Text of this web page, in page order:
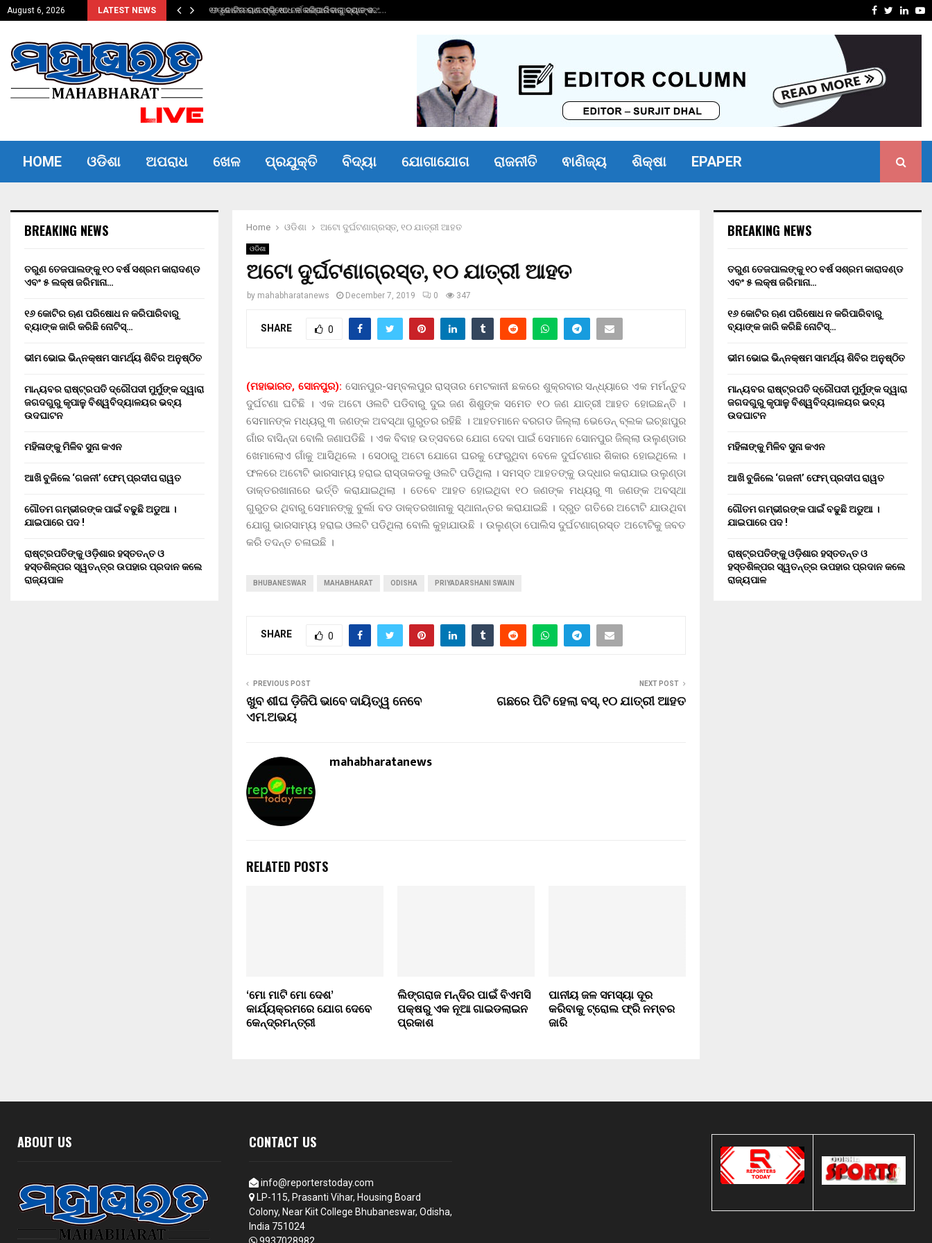
August 6, 2026 LATEST NEWS
ଏବଂ… ୧୬ କୋଟିର ଋଣ ପରିଷୋଧ ନ କରିପାରିବାରୁ ବ୍ୟାଙ୍କ… Facebook
Twitter
HOME ଓଡିଶା ଅପରାଧ ଖେଳ ପ୍ରଯୁକ୍ତି ବିଦ୍ୟା ଯୋଗାଯୋଗ ରାଜନୀତି ଵାଣିଜ୍ୟ ଶିକ୍ଷା EPAPER
Home ଓଡିଶା ଅଟୋ ଦୁର୍ଘଟଣାଗ୍ରସ୍ତ, ୧୦ ଯାତ୍ରୀ ଆହତ
ଓଡିଶା
ଅଟୋ ଦୁର୍ଘଟଣାଗ୍ରସ୍ତ, ୧୦ ଯାତ୍ରୀ ଆହତ
by mahabharatanews December 7, 2019 0 347
SHARE 0
(ମହାଭାରତ, ସୋନପୁର): ସୋନପୁର-ସମ୍ବଲପୁର ରାସ୍ତାର ମେଟକାନୀ ଛକରେ ଶୁକ୍ରବାର ସନ୍ଧ୍ୟାରେ ଏକ ମର୍ମନ୍ତୁଦ
ଦୁର୍ଘଟଣା ଘଟିଛି । ଏକ ଅଟୋ ଓଲଟି ପଡିବାରୁ ଦୁଇ ଜଣ ଶିଶୁଙ୍କ ସମେତ ୧୦ ଜଣ ଯାତ୍ରୀ ଆହତ ହୋଇଛନ୍ତି ।
ସେମାନଙ୍କ ମଧ୍ୟରୁ ୩ ଜଣଙ୍କ ଅବସ୍ଥା ଗୁରୁତର ରହିଛି । ଆହତମାନେ ବରଗଡ ଜିଲ୍ଲା ଭେଡେନ୍ ବ୍ଲକ ଇଚ୍ଛାପୁର
ଗାଁର ବାସିନ୍ଦା ବୋଲି ଜଣାପଡିଛି । ଏକ ବିବାହ ଉତ୍ସବରେ ଯୋଗ ଦେବା ପାଇଁ ସେମାନେ ସୋନପୁର ଜିଲ୍ଲା ଉଲୁଣ୍ଡାର
ଖେମାଲୋଏ ଗାଁକୁ ଆସିଥିଲେ । ସେଠାରୁ ଅଟୋ ଯୋଗେ ଘରକୁ ଫେରୁଥିବା ବେଳେ ଦୁର୍ଘଟଣାର ଶିକାର ହୋଇଥିଲେ ।
ଫଳରେ ଅଟୋଟି ଭାରସାମ୍ୟ ହରାଇ ରାସ୍ତାକଡକୁ ଓଲଟି ପଡିଥିଲା । ସମସ୍ତ ଆହତଙ୍କୁ ଉଦ୍ଧାର କରାଯାଇ ଉଲୁଣ୍ଡା
ଡାକ୍ତରଖାନାରେ ଭର୍ତ୍ତି କରାଯାଇଥିଲା । ତେବେ ଆହତ ହୋଇଥିବା ୧୦ ଜଣଙ୍କ ମଧ୍ୟରୁ ୩ ଜଣଙ୍କ ଅବସ୍ଥା
ଗୁରୁତର ଥିବାରୁ ସେମାନଙ୍କୁ ବୁର୍ଲା ବଡ ଡାକ୍ତରଖାନାକୁ ସ୍ଥାନାନ୍ତର କରାଯାଇଛି । ଦ୍ରୁତ ଗତିରେ ଅଟୋଟି ଯାଉଥିବା
ଯୋଗୁ ଭାରସାମ୍ୟ ହରାଇ ଓଲଟି ପଡିଥିଲା ବୋଲି କୁହାଯାଉଛି । ଉଲୁଣ୍ଡା ପୋଲିସ ଦୁର୍ଘଟଣାଗ୍ରସ୍ତ ଅଟୋଟିକୁ ଜବତ
କରି ତଦନ୍ତ ଚଳାଇଛି ।
BHUBANESWAR MAHABHARAT ODISHA PRIYADARSHANI SWAIN
SHARE 0
PREVIOUS POST
ଖୁବ ଶୀଘ ଡ଼ିଜିପି ଭାବେ ଦାୟିତ୍ୱ ନେବେ
ଏମ.ଅଭୟ
NEXT POST
ଗଛରେ ପିଟି ହେଲା ବସ୍, ୧୦ ଯାତ୍ରୀ ଆହତ
mahabharatanews
RELATED POSTS
‘ମୋ ମାଟି ମୋ ଦେଶ’
କାର୍ଯ୍ୟକ୍ରମରେ ଯୋଗ ଦେବେ
କେନ୍ଦ୍ରମନ୍ତ୍ରୀ
ଲିଙ୍ଗରାଜ ମନ୍ଦିର ପାଇଁ ବିଏମସି
ପକ୍ଷରୁ ଏକ ନୂଆ ଗାଇଡଲାଇନ
ପ୍ରକାଶ
ପାନୀୟ ଜଳ ସମସ୍ୟା ଦୂର
କରିବାକୁ ଟ୍ରୋଲ ଫ୍ରି ନମ୍ବର
ଜାରି
BREAKING NEWS
ତରୁଣ ତେଜପାଲଙ୍କୁ ୧୦ ବର୍ଷ ସଶ୍ରମ କାରାଦଣ୍ଡ
ଏବଂ ₹୫ ଲକ୍ଷ ଜରିମାନା…
୧୬ କୋଟିର ଋଣ ପରିଷୋଧ ନ କରିପାରିବାରୁ
ବ୍ୟାଙ୍କ ଜାରି କରିଛି ନୋଟିସ୍…
ଭୀମ ଭୋଇ ଭିନ୍ନକ୍ଷମ ସାମର୍ଥ୍ୟ ଶିବିର ଅନୁଷ୍ଠିତ
ମାନ୍ୟବର ରାଷ୍ଟ୍ରପତି ଦ୍ରୌପଦୀ ମୁର୍ମୁଙ୍କ ଦ୍ୱାରା
ଜଗଦଗୁରୁ କୃପାଳୁ ବିଶ୍ୱବିଦ୍ୟାଳୟର ଭବ୍ୟ
ଉଦଘାଟନ
ମହିଳାଙ୍କୁ ମିଳିବ ସୁନା କଏନ
ଆଖି ବୁଜିଲେ ‘ଗଜନୀ’ ଫେମ୍ ପ୍ରଦୀପ ରାୱତ
ଗୌତମ ଗମ୍ଭୀରଙ୍କ ପାଇଁ ବଢୁଛି ଅଡୁଆ ।
ଯାଇପାରେ ପଦ !
ରାଷ୍ଟ୍ରପତିଙ୍କୁ ଓଡ଼ିଶାର ହସ୍ତତନ୍ତ ଓ
ହସ୍ତଶିଳ୍ପର ସ୍ୱତନ୍ତ୍ର ଉପହାର ପ୍ରଦାନ କଲେ
ରାଜ୍ୟପାଳ
BREAKING NEWS
ତରୁଣ ତେଜପାଲଙ୍କୁ ୧୦ ବର୍ଷ ସଶ୍ରମ କାରାଦଣ୍ଡ
ଏବଂ ₹୫ ଲକ୍ଷ ଜରିମାନା…
୧୬ କୋଟିର ଋଣ ପରିଷୋଧ ନ କରିପାରିବାରୁ
ବ୍ୟାଙ୍କ ଜାରି କରିଛି ନୋଟିସ୍…
ଭୀମ ଭୋଇ ଭିନ୍ନକ୍ଷମ ସାମର୍ଥ୍ୟ ଶିବିର ଅନୁଷ୍ଠିତ
ମାନ୍ୟବର ରାଷ୍ଟ୍ରପତି ଦ୍ରୌପଦୀ ମୁର୍ମୁଙ୍କ ଦ୍ୱାରା
ଜଗଦଗୁରୁ କୃପାଳୁ ବିଶ୍ୱବିଦ୍ୟାଳୟର ଭବ୍ୟ
ଉଦଘାଟନ
ମହିଳାଙ୍କୁ ମିଳିବ ସୁନା କଏନ
ଆଖି ବୁଜିଲେ ‘ଗଜନୀ’ ଫେମ୍ ପ୍ରଦୀପ ରାୱତ
ଗୌତମ ଗମ୍ଭୀରଙ୍କ ପାଇଁ ବଢୁଛି ଅଡୁଆ ।
ଯାଇପାରେ ପଦ !
ରାଷ୍ଟ୍ରପତିଙ୍କୁ ଓଡ଼ିଶାର ହସ୍ତତନ୍ତ ଓ
ହସ୍ତଶିଳ୍ପର ସ୍ୱତନ୍ତ୍ର ଉପହାର ପ୍ରଦାନ କଲେ
ରାଜ୍ୟପାଳ
ABOUT US CONTACT US
info@reporterstoday.com
LP-115, Prasanti Vihar, Housing Board
Colony, Near Kiit College Bhubaneswar, Odisha,
India 751024